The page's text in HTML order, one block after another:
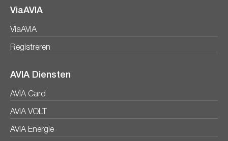
ViaAVIA
ViaAVIA
Registreren
AVIA Diensten
AVIA Card
AVIA VOLT
AVIA Energie